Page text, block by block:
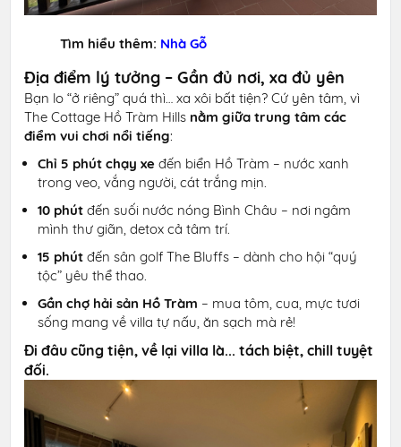
Tìm hiểu thêm: Nhà Gỗ
Địa điểm lý tưởng – Gần đủ nơi, xa đủ yên
Bạn lo “ở riêng” quá thì… xa xôi bất tiện? Cứ yên tâm, vì
The Cottage Hồ Tràm Hills nằm giữa trung tâm các
điểm vui chơi nổi tiếng:
Chỉ 5 phút chạy xe đến biển Hồ Tràm – nước xanh
trong veo, vắng người, cát trắng mịn.
10 phút đến suối nước nóng Bình Châu – nơi ngâm
mình thư giãn, detox cả tâm trí.
15 phút đến sân golf The Bluffs – dành cho hội “quý
tộc” yêu thể thao.
Gần chợ hải sản Hồ Tràm – mua tôm, cua, mực tươi
sống mang về villa tự nấu, ăn sạch mà rẻ!
Đi đâu cũng tiện, về lại villa là... tách biệt, chill tuyệt
đối.